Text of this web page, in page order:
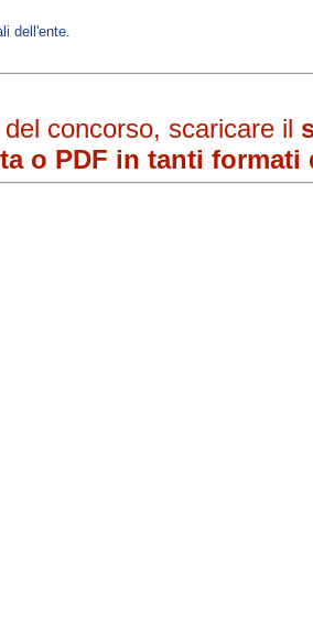
dell'ente.
concorso, scaricare il
o PDF in tanti formati